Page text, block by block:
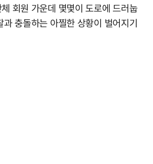
회원 가운데 몇몇이 도로에 드러눕
과 충돌하는 아찔한 상황이 벌어지기